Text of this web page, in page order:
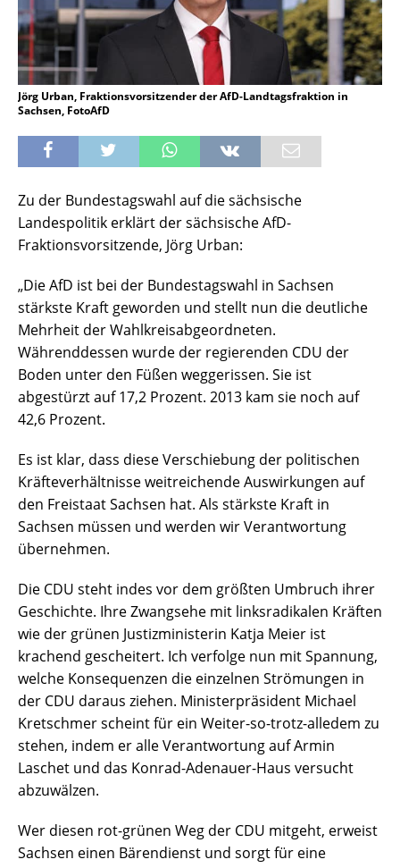
Jörg Urban, Fraktionsvorsitzender der AfD-Landtagsfraktion in
Sachsen, FotoAfD
Zu der Bundestagswahl auf die sächsische
Landespolitik erklärt der sächsische AfD-
Fraktionsvorsitzende, Jörg Urban:
„Die AfD ist bei der Bundestagswahl in Sachsen
stärkste Kraft geworden und stellt nun die deutliche
Mehrheit der Wahlkreisabgeordneten.
Währenddessen wurde der regierenden CDU der
Boden unter den Füßen weggerissen. Sie ist
abgestürzt auf 17,2 Prozent. 2013 kam sie noch auf
42,6 Prozent.
Es ist klar, dass diese Verschiebung der politischen
Kräfteverhältnisse weitreichende Auswirkungen auf
den Freistaat Sachsen hat. Als stärkste Kraft in
Sachsen müssen und werden wir Verantwortung
übernehmen.
Die CDU steht indes vor dem größten Umbruch ihrer
Geschichte. Ihre Zwangsehe mit linksradikalen Kräften
wie der grünen Justizministerin Katja Meier ist
krachend gescheitert. Ich verfolge nun mit Spannung,
welche Konsequenzen die einzelnen Strömungen in
der CDU daraus ziehen. Ministerpräsident Michael
Kretschmer scheint für ein Weiter-so-trotz-alledem zu
stehen, indem er alle Verantwortung auf Armin
Laschet und das Konrad-Adenauer-Haus versucht
abzuwälzen.
Wer diesen rot-grünen Weg der CDU mitgeht, erweist
Sachsen einen Bärendienst und sorgt für eine